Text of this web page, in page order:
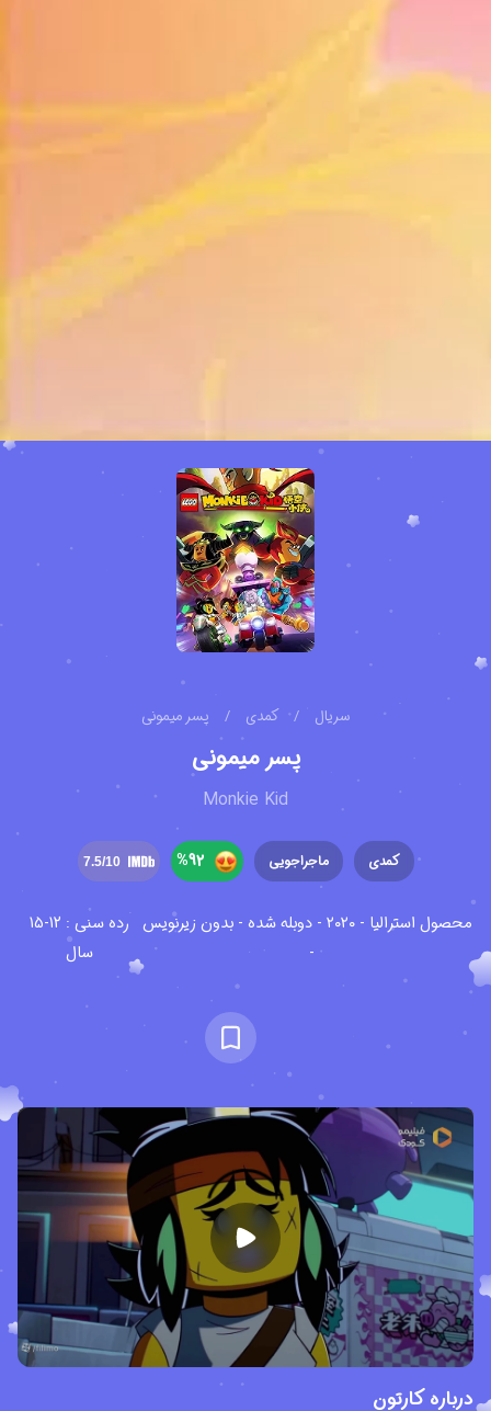
سریال / کمدی / پسر میمونی
پسر میمونی
Monkie Kid
کمدی ماجراجویی 92
%
7.5/10
محصول استرالیا - ۲۰۲۰ - دوبله شده - بدون زیرنویس
-
رده سنی : 12-15
سال
درباره کارتون